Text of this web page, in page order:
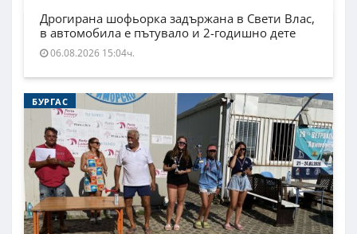
Дрогирана шофьорка задържана в Свети Влас,
в автомобила е пътувало и 2-годишно дете
06.08.2026 15:04ч.
БУРГАС